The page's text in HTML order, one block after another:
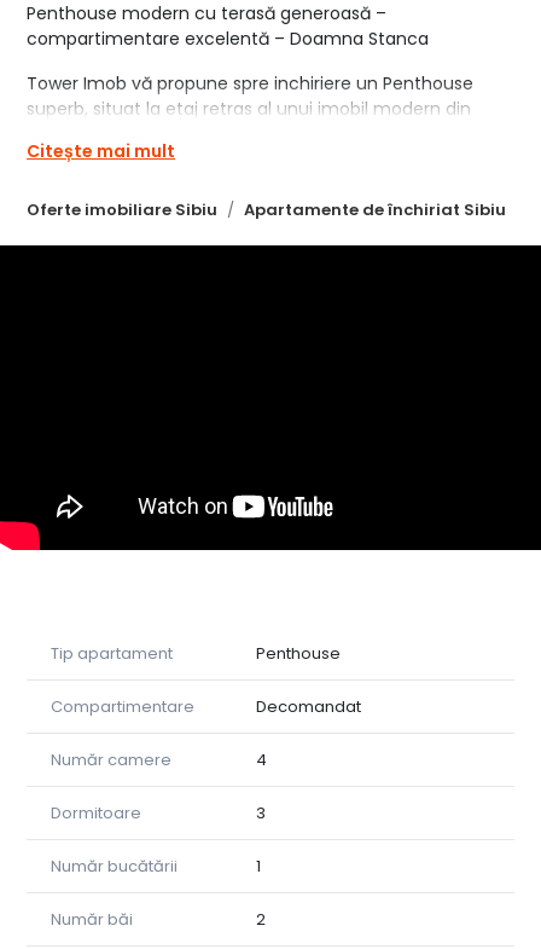
Oferte imobiliare Sibiu Apartamente de închiriat Sibiu
Penthouse modern cu terasă generoasă –
compartimentare excelentă – Doamna Stanca
Tower Imob vă propune spre inchiriere un Penthouse
superb, situat la etaj retras al unui imobil modern din
și bine întreținut.
Locuința impresionează prin designul contemporan,
baie proprie si dresiing, confortabile si sufragerie cu iesire
spre una din terase.
Băi amenajate modern, cu gresie și faianță premium
Mașină de spălat rufe , finisaje elegante în întreaga
locuința
Încălzire centrală proprie și geamuri termopan mari,
pentru lumină naturala
Etaj retras, fără vecini deasupra
Vedere panoramică spre oraș.
Citește mai mult
Tip apartament Penthouse
Compartimentare Decomandat
Număr camere 4
Dormitoare 3
Număr bucătării 1
Număr băi 2